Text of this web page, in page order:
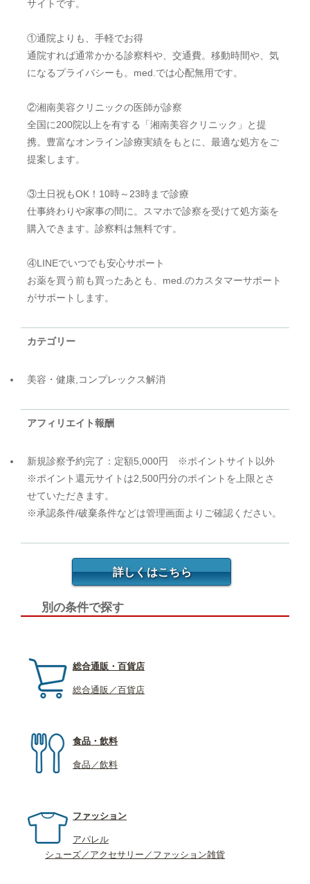
サイトです。
①通院よりも、手軽でお得
通院すれば通常かかる診察料や、交通費。移動時間や、気
になるプライバシーも。med.では心配無用です。
②湘南美容クリニックの医師が診察
全国に200院以上を有する「湘南美容クリニック」と提
携。豊富なオンライン診療実績をもとに、最適な処方をご
提案します。
③土日祝もOK！10時～23時まで診療
仕事終わりや家事の間に。スマホで診察を受けて処方薬を
購入できます。診察料は無料です。
④LINEでいつでも安心サポート
お薬を買う前も買ったあとも、med.のカスタマーサポート
がサポートします。
カテゴリー
美容・健康,コンプレックス解消
アフィリエイト報酬
新規診察予約完了：定額5,000円 ※ポイントサイト以外
※ポイント還元サイトは2,500円分のポイントを上限とさ
せていただきます。
※承認条件/破棄条件などは管理画面よりご確認ください。
詳しくはこちら
別の条件で探す
総合通販・百貨店
総合通販／百貨店
食品・飲料
食品／飲料
ファッション
アパレル
シューズ／アクセサリー／ファッション雑貨